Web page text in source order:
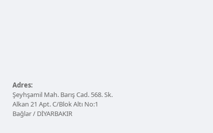
Adres:
Şeyhşamil Mah. Barış Cad. 568. Sk.
Alkan 21 Apt. C/Blok Altı No:1
Bağlar / DİYARBAKIR